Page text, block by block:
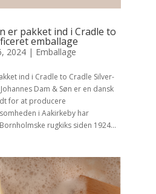
er pakket ind i Cradle to
emballage
2024 | Emballage
ind i Cradle to Cradle Silver-
Dam & Søn er en dansk
for at producere
i Aakirkeby har
rugkiks siden 1924...